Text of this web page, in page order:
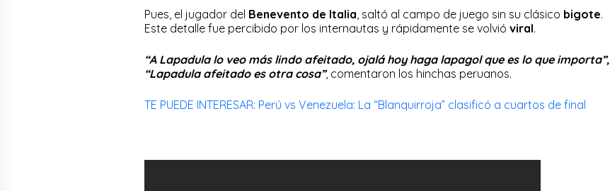
Pues, el jugador del Benevento de Italia , saltó al campo de juego sin su clásico bigote.
Este detalle fue percibido por los internautas y rápidamente se volvió viral.
“A Lapadula lo veo más lindo afeitado, ojalá hoy haga lapagol que es lo que importa”,
“Lapadula afeitado es otra cosa”, comentaron los hinchas peruanos.
TE PUEDE INTERESAR: Perú vs Venezuela: La “Blanquirroja” clasificó a cuartos de final